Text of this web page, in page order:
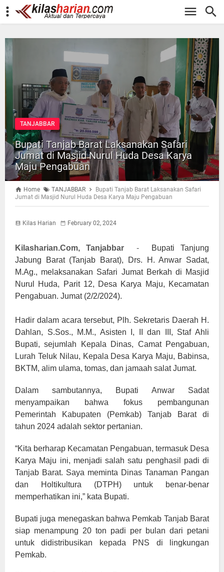
-->
TANJABBAR
Bupati Tanjab Barat Laksanakan Safari
Jumat di Masjid Nurul Huda Desa Karya
Maju Pengabuan
Home TANJABBAR
Bupati Tanjab Barat Laksanakan Safari
Jumat di Masjid Nurul Huda Desa Karya Maju Pengabuan
Kilas Harian February 02, 2024
Kilasharian.Com, Tanjabbar -
Bupati Tanjung
Jabung Barat (Tanjab Barat), Drs. H. Anwar Sadat,
M.Ag., melaksanakan Safari Jumat Berkah di Masjid
Nurul Huda, Parit 12, Desa Karya Maju, Kecamatan
Pengabuan. Jumat (2/2/2024).
Hadir dalam acara tersebut, Plh. Sekretaris Daerah H.
Dahlan, S.Sos., M.M., Asisten I, II dan III, Staf Ahli
Bupati, sejumlah Kepala Dinas, Camat Pengabuan,
Lurah Teluk Nilau, Kepala Desa Karya Maju, Babinsa,
BKTM, alim ulama, tomas, dan jamaah salat Jumat.
Dalam sambutannya, Bupati Anwar Sadat
menyampaikan bahwa fokus pembangunan
Pemerintah Kabupaten (Pemkab) Tanjab Barat di
tahun 2024 adalah sektor pertanian.
“Kita berharap Kecamatan Pengabuan, termasuk Desa
Karya Maju ini, menjadi salah satu penghasil padi di
Tanjab Barat. Saya meminta Dinas Tanaman Pangan
dan Holtikultura (DTPH) untuk benar-benar
memperhatikan ini,” kata Bupati.
Bupati juga menegaskan bahwa Pemkab Tanjab Barat
siap menampung 20 ton padi per bulan dari petani
untuk didistribusikan kepada PNS di lingkungan
Pemkab.